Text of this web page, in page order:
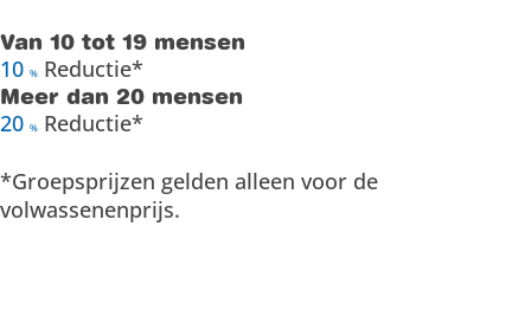
Van 10 tot 19 mensen
10 % Reductie*
Meer dan 20 mensen
20 % Reductie*
*Groepsprijzen gelden alleen voor de
volwassenenprijs.